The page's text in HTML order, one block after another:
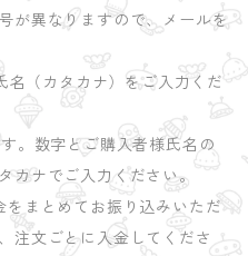
が異なりますので、メールを
（カタカナ）をご入力くだ
。数字とご購入者様氏名の
カナでご入力ください。
をまとめてお振り込みいただ
注文ごとに入金してくださ